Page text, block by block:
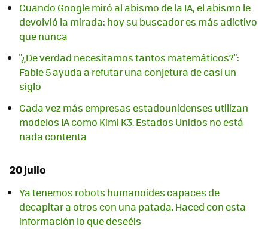
Cuando Google miró al abismo de la IA, el abismo le
devolvió la mirada: hoy su buscador es más adictivo
que nunca
"¿De verdad necesitamos tantos matemáticos?":
Fable 5 ayuda a refutar una conjetura de casi un
siglo
Cada vez más empresas estadounidenses utilizan
modelos IA como Kimi K3. Estados Unidos no está
nada contenta
20 julio
Ya tenemos robots humanoides capaces de
decapitar a otros con una patada. Haced con esta
información lo que deseéis